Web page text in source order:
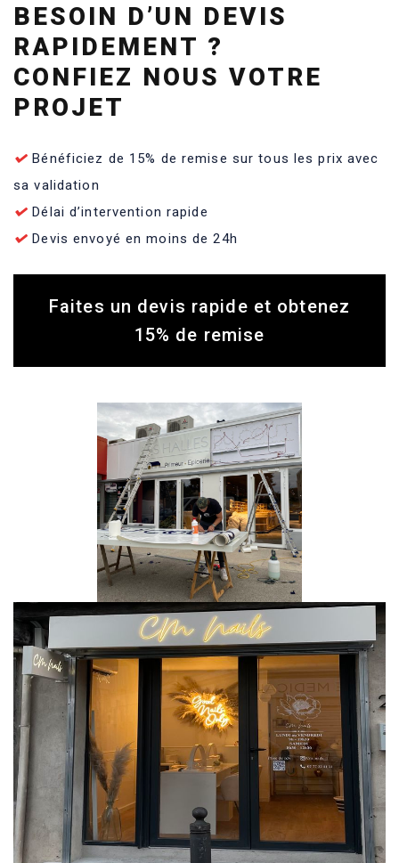
BESOIN D’UN DEVIS
RAPIDEMENT ?
CONFIEZ NOUS VOTRE
PROJET
Bénéficiez de 15% de remise sur tous les prix avec
sa validation
Délai d’intervention rapide
Devis envoyé en moins de 24h
Faites un devis rapide et obtenez
15% de remise